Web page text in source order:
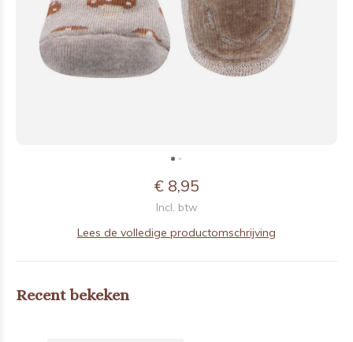
€ 8,95
Incl. btw
Lees de volledige productomschrijving
Recent bekeken